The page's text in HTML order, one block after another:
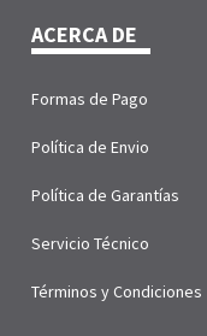
ACERCA DE
Formas de Pago
Política de Envio
Política de Garantías
Servicio Técnico
Términos y Condiciones